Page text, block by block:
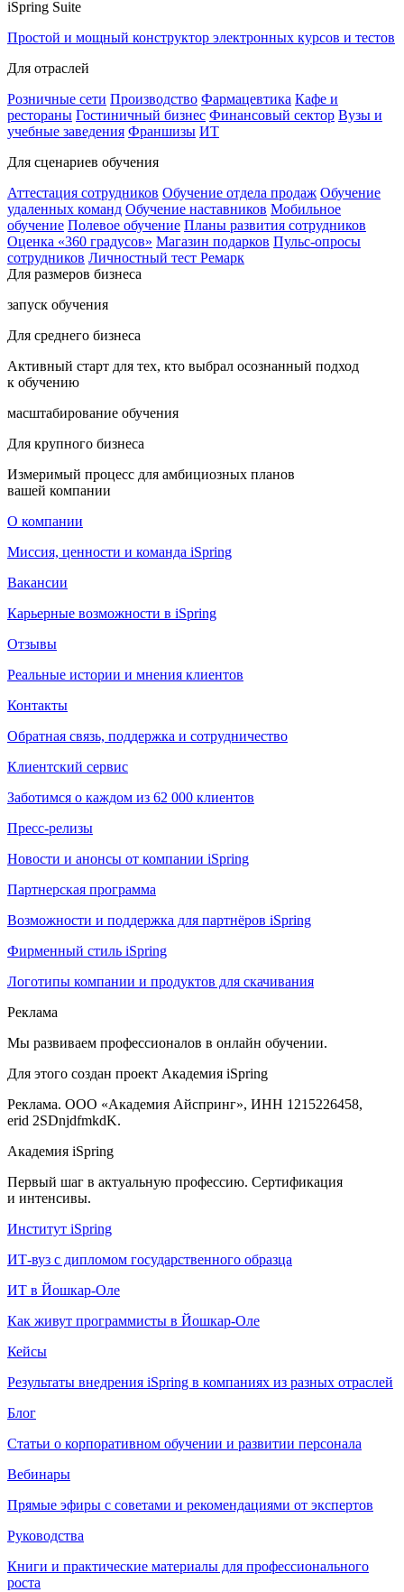
iSpring Suite
Простой и мощный конструктор электронных курсов и тестов
Для отраслей
Розничные сети Производство Фармацевтика Кафе и
рестораны Гостиничный бизнес Финансовый сектор Вузы и
учебные заведения Франшизы ИТ
Для сценариев обучения
Аттестация сотрудников Обучение отдела продаж Обучение
удаленных команд Обучение наставников Мобильное
обучение Полевое обучение Планы развития сотрудников
Оценка «360 градусов» Магазин подарков Пульс-опросы
сотрудников Личностный тест Ремарк
Для размеров бизнеса
запуск обучения
Для среднего бизнеса
Активный старт для тех, кто выбрал осознанный подход
к обучению
масштабирование обучения
Для крупного бизнеса
Измеримый процесс для амбициозных планов
вашей компании
О компании
Миссия, ценности и команда iSpring
Вакансии
Карьерные возможности в iSpring
Отзывы
Реальные истории и мнения клиентов
Контакты
Обратная связь, поддержка и сотрудничество
Клиентский сервис
Заботимся о каждом из 62 000 клиентов
Пресс-релизы
Новости и анонсы от компании iSpring
Партнерская программа
Возможности и поддержка для партнёров iSpring
Фирменный стиль iSpring
Логотипы компании и продуктов для скачивания
Реклама
Мы развиваем профессионалов в онлайн обучении.
Для этого создан проект Академия iSpring
Реклама. ООО «Академия Айспринг», ИНН 1215226458,
erid 2SDnjdfmkdK.
Академия iSpring
Первый шаг в актуальную профессию. Сертификация
и интенсивы.
Институт iSpring
ИТ-вуз с дипломом государственного образца
ИТ в Йошкар-Оле
Как живут программисты в Йошкар‑Оле
Кейсы
Результаты внедрения iSpring в компаниях из разных отраслей
Блог
Статьи о корпоративном обучении и развитии персонала
Вебинары
Прямые эфиры с советами и рекомендациями от экспертов
Руководства
Книги и практические материалы для профессионального
роста